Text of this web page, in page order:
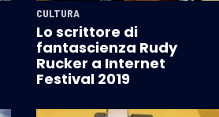
CULTURA
Lo scrittore di
fantascienza Rudy
Rucker a Internet
Festival 2019